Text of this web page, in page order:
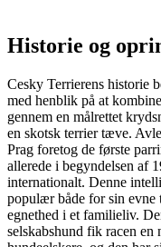
Historie og
Cesky Terrierens historie
med henblik på at
gennem en målrettet
en skotsk terrier tæve.
Prag foretog de første
allerede i begyndelsen af
internationalt. Denne
populær både for sin evne
egnethed i et familieliv.
selskabshund fik racen en